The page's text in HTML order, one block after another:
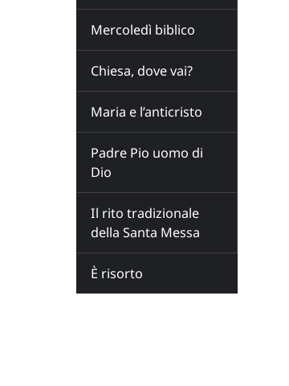
Mercoledì biblico
Chiesa, dove vai?
Maria e l’anticristo
Padre Pio uomo di
Dio
Il rito tradizionale
della Santa Messa
È risorto